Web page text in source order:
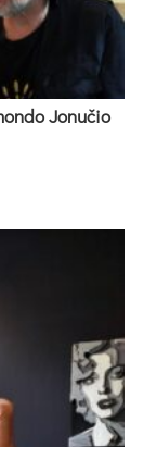
Jo­nu­čio